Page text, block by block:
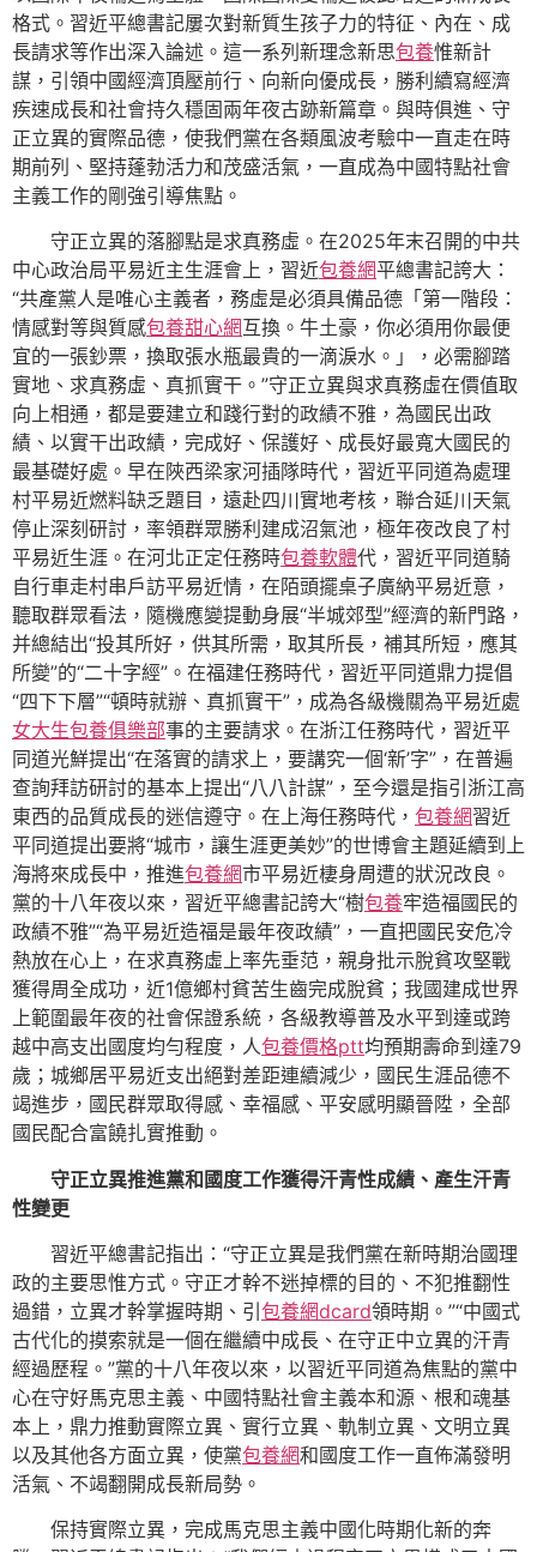
格式。習近平總書記屢次對新質生孩子力的特征、內在、成
長請求等作出深入論述。這一系列新理念新思包養惟新計
謀，引領中國經濟頂壓前行、向新向優成長，勝利續寫經濟
疾速成長和社會持久穩固兩年夜古跡新篇章。與時俱進、守
正立異的實際品德，使我們黨在各類風波考驗中一直走在時
期前列、堅持蓬勃活力和茂盛活氣，一直成為中國特點社會
主義工作的剛強引導焦點。
守正立異的落腳點是求真務虛。在2025年末召開的中共
中心政治局平易近主生涯會上，習近包養網平總書記誇大：
“共產黨人是唯心主義者，務虛是必須具備品德「第一階段：
情感對等與質感包養甜心網互換。牛土豪，你必須用你最便
宜的一張鈔票，換取張水瓶最貴的一滴淚水。」，必需腳踏
實地、求真務虛、真抓實干。”守正立異與求真務虛在價值取
向上相通，都是要建立和踐行對的政績不雅，為國民出政
績、以實干出政績，完成好、保護好、成長好最寬大國民的
最基礎好處。早在陜西梁家河插隊時代，習近平同道為處理
村平易近燃料缺乏題目，遠赴四川實地考核，聯合延川天氣
停止深刻研討，率領群眾勝利建成沼氣池，極年夜改良了村
平易近生涯。在河北正定任務時包養軟體代，習近平同道騎
自行車走村串戶訪平易近情，在陌頭擺桌子廣納平易近意，
聽取群眾看法，隨機應變提動身展“半城郊型”經濟的新門路，
并總結出“投其所好，供其所需，取其所長，補其所短，應其
所變”的“二十字經”。在福建任務時代，習近平同道鼎力提倡
“四下下層”“頓時就辦、真抓實干”，成為各級機關為平易近處
女大生包養俱樂部事的主要請求。在浙江任務時代，習近平
同道光鮮提出“在落實的請求上，要講究一個‘新’字”，在普遍
查詢拜訪研討的基本上提出“八八計謀”，至今還是指引浙江高
東西的品質成長的迷信遵守。在上海任務時代， 包養網習近
平同道提出要將“城市，讓生涯更美妙”的世博會主題延續到上
海將來成長中，推進包養網市平易近棲身周遭的狀況改良。
黨的十八年夜以來，習近平總書記誇大“樹包養牢造福國民的
政績不雅”“為平易近造福是最年夜政績”，一直把國民安危冷
熱放在心上，在求真務虛上率先垂范，親身批示脫貧攻堅戰
獲得周全成功，近1億鄉村貧苦生齒完成脫貧；我國建成世界
上範圍最年夜的社會保證系統，各級教導普及水平到達或跨
越中高支出國度均勻程度，人包養價格ptt均預期壽命到達79
歲；城鄉居平易近支出絕對差距連續減少，國民生涯品德不
竭進步，國民群眾取得感、幸福感、平安感明顯晉陞，全部
國民配合富饒扎實推動。
守正立異推進黨和國度工作獲得汗青性成績、產生汗青
性變更
習近平總書記指出：“守正立異是我們黨在新時期治國理
政的主要思惟方式。守正才幹不迷掉標的目的、不犯推翻性
過錯，立異才幹掌握時期、引 包養網dcard領時期。”“中國式
古代化的摸索就是一個在繼續中成長、在守正中立異的汗青
經過歷程。”黨的十八年夜以來，以習近平同道為焦點的黨中
心在守好馬克思主義、中國特點社會主義本和源、根和魂基
本上，鼎力推動實際立異、實行立異、軌制立異、文明立異
以及其他各方面立異，使黨包養網和國度工作一直佈滿發明
活氣、不竭翻開成長新局勢。
保持實際立異，完成馬克思主義中國化時期化新的奔